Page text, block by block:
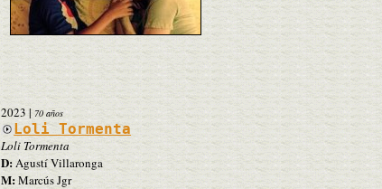
2023 | 70 años
Loli Tormenta
Loli Tormenta
D:Agustí Villaronga
M:Marcús Jgr